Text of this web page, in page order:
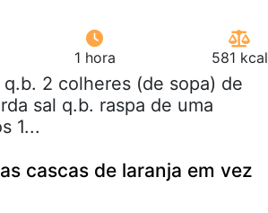
1 hora 581 kcal
2 colheres (de sopa) de
sal q.b. raspa de uma
1...
cascas de laranja em vez